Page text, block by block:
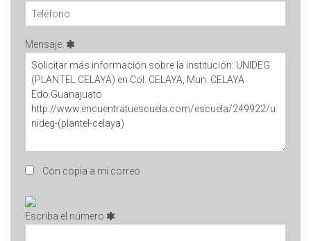
Mensaje:
Con copia a mi correo
Escriba el número